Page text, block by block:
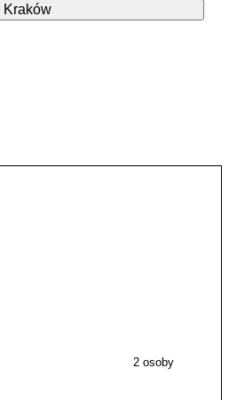
Kraków
2 osoby